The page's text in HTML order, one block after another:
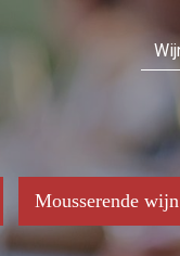
Mousserende wijn